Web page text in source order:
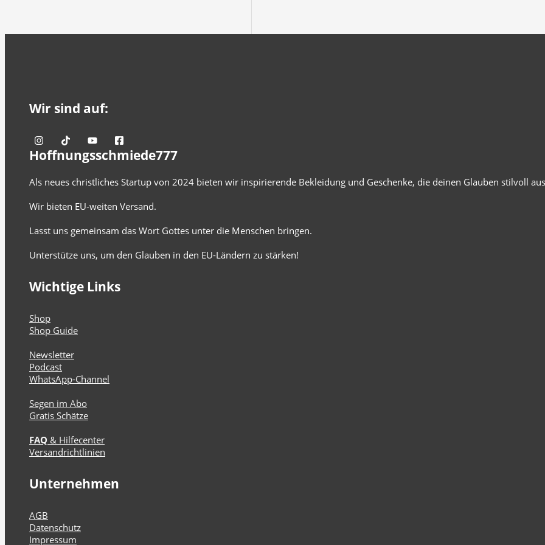
Wir sind auf:
Hoffnungsschmiede777
Als neues christliches Startup von 2024 bieten wir inspirierende Bekleidung und Geschenke, die deinen Glauben stilvoll
Wir bieten EU-weiten Versand.
Lasst uns gemeinsam das Wort Gottes unter die Menschen bringen.
Unterstütze uns, um den Glauben in den EU-Ländern zu stärken!
Wichtige Links
Shop
Shop Guide
Newsletter
Podcast
WhatsApp-Channel
Segen im Abo
Gratis Schätze
FAQ & Hilfecenter
Versandrichtlinien
Unternehmen
AGB
Datenschutz
Impressum